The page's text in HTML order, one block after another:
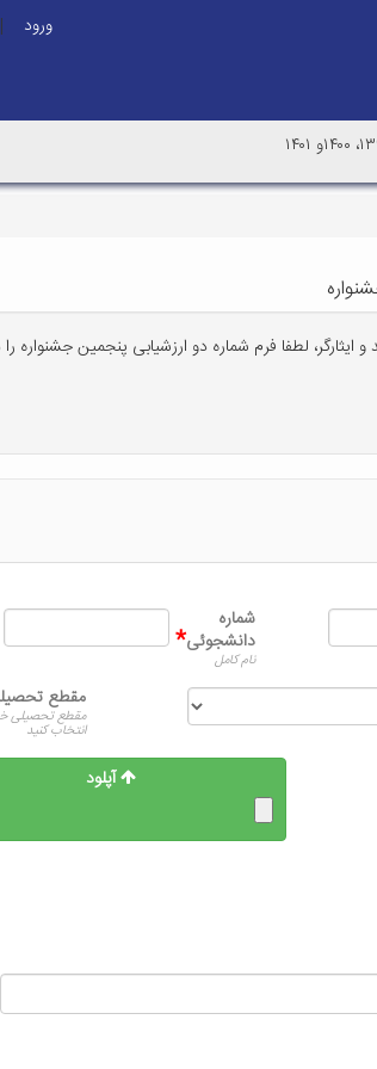
ورود |
لطفا فرم شماره دو ارزشیابی پنجمین جشنواره
شماره
دانشجوئی*
نام کامل
مقطع
مقطع تحصیلی
انتخاب کنید
آپلود